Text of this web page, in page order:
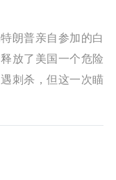
朗普亲自参加的白
放了美国一个危险
刺杀，但这一次瞄